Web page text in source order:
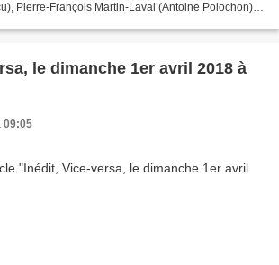
Pierre-François Martin-Laval (Antoine Polochon),
le dimanche 1er avril 2018 à
09:05